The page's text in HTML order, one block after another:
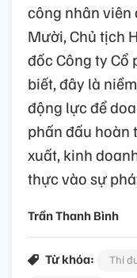
công nhân viên
Mười, Chủ tịch
đốc Công ty Cổ
biết, đây là
động lực để
phấn đấu hoàn
xuất, kinh
thực vào sự
Trần Thanh Bình
Từ khóa: Thi